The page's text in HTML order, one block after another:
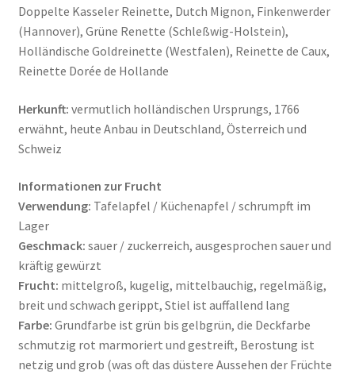
Doppelte Kasseler Reinette, Dutch Mignon, Finkenwerder
(Hannover), Grüne Renette (Schleßwig-Holstein),
Holländische Goldreinette (Westfalen), Reinette de Caux,
Reinette Dorée de Hollande
Herkunft: vermutlich holländischen Ursprungs, 1766
erwähnt, heute Anbau in Deutschland, Österreich und
Schweiz
Informationen zur Frucht
Verwendung: Tafelapfel / Küchenapfel / schrumpft im
Lager
Geschmack: sauer / zuckerreich, ausgesprochen sauer und
kräftig gewürzt
Frucht: mittelgroß, kugelig, mittelbauchig, regelmäßig,
breit und schwach gerippt, Stiel ist auffallend lang
Farbe: Grundfarbe ist grün bis gelbgrün, die Deckfarbe
schmutzig rot marmoriert und gestreift, Berostung ist
netzig und grob (was oft das düstere Aussehen der Früchte